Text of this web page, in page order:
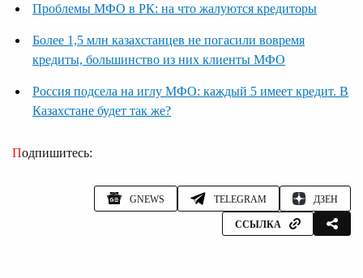
Проблемы МФО в РК: на что жалуются кредиторы
Более 1,5 млн казахстанцев не погасили вовремя
кредиты, большинство из них клиенты МФО
Россия подсела на иглу МФО: каждый 5 имеет кредит. В
Казахстане будет так же?
Подпишитесь:
GNEWS TELEGRAM ДЗЕН
ССЫЛКА